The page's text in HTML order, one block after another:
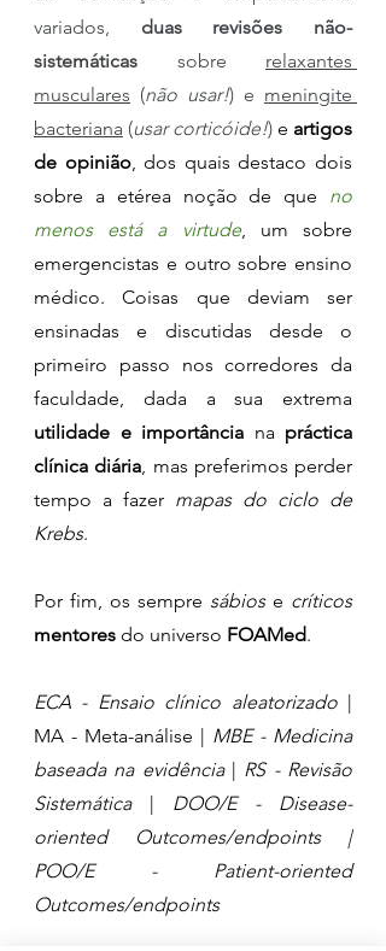
variados, duas revisões não-
sistemáticas sobre relaxantes
musculares (não usar!) e meningite
bacteriana (usar corticóide!) e artigos
de opinião, dos quais destaco dois
sobre a etérea noção de que no
menos está a virtude, um sobre
emergencistas e outro sobre ensino
médico. Coisas que deviam ser
ensinadas e discutidas desde o
primeiro passo nos corredores da
utilidade e importância na práctica
clínica diária, mas preferimos perder
tempo a fazer mapas do ciclo de
Krebs.
Por fim, os sempre sábios e críticos
mentores do universo FOAMed.
ECA - Ensaio clínico aleatorizado |
MA - Meta-análise | MBE - Medicina
baseada na evidência | RS - Revisão
Sistemática | DOO/E - Disease-
oriented Outcomes/endpoints |
POO/E - Patient-oriented
Outcomes/endpoints